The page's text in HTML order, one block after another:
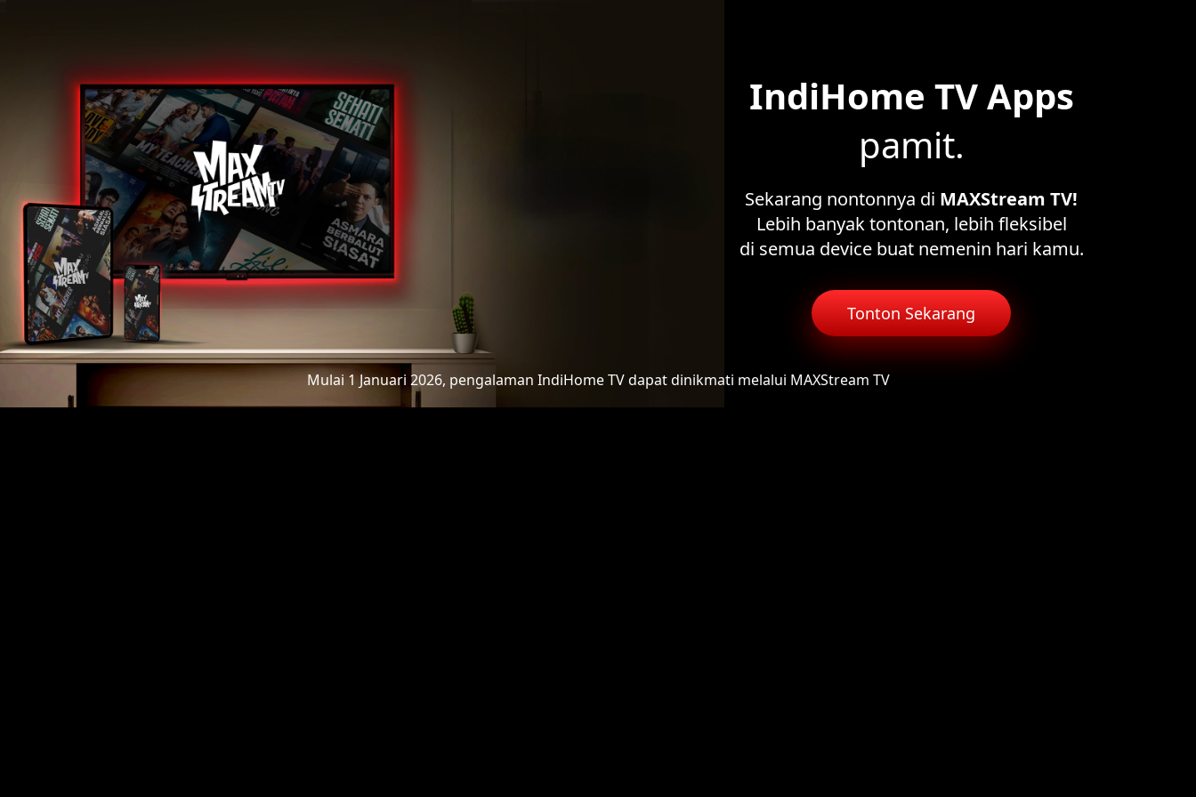
IndiHome TV Apps
pamit.
Sekarang nontonnya di MAXStream TV!
Lebih banyak tontonan, lebih fleksibel
di semua device buat nemenin hari kamu.
Tonton Sekarang
Mulai 1 Januari 2026, pengalaman IndiHome TVdapat dinikmati melalui MAXStream TV